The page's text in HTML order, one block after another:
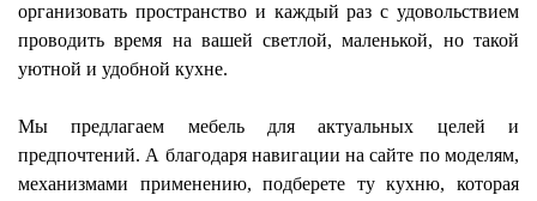
организовать пространство и каждый раз с удовольствием
проводить время на вашей светлой, маленькой, но такой
уютной и удобной кухне.
Мы предлагаем мебель для актуальных целей и
предпочтений. А благодаря навигации на сайте по моделям,
механизмами применению, подберете ту кухню, которая